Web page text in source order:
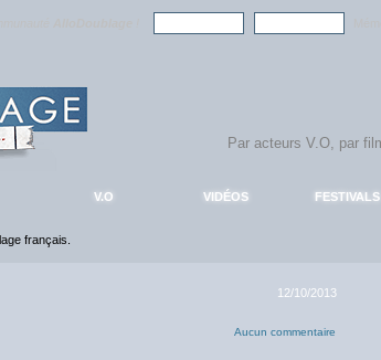
V.O VIDÉOS FESTIVALS
français.
12/10/2013
Aucun commentaire